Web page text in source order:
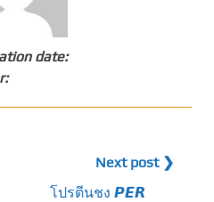
date:
Next post ❯
โปรตีนชง 𝙋𝙀𝙍